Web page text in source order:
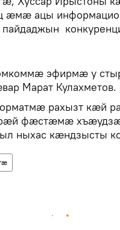
ӕмӕ ацы
эфирмӕ у
Марат Кулахметов.
рахызт кӕй
фӕстӕмӕ
ныхас кӕндзысты